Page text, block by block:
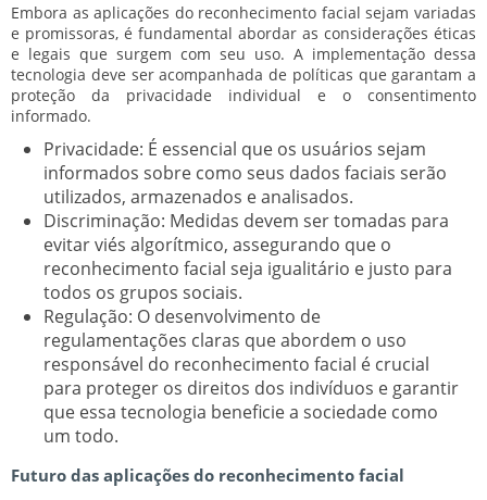
Embora as aplicações do reconhecimento facial sejam variadas
e promissoras, é fundamental abordar as considerações éticas
e legais que surgem com seu uso. A implementação dessa
tecnologia deve ser acompanhada de políticas que garantam a
proteção da privacidade individual e o consentimento
informado.
Privacidade: É essencial que os usuários sejam
informados sobre como seus dados faciais serão
utilizados, armazenados e analisados.
Discriminação: Medidas devem ser tomadas para
evitar viés algorítmico, assegurando que o
reconhecimento facial seja igualitário e justo para
todos os grupos sociais.
Regulação: O desenvolvimento de
regulamentações claras que abordem o uso
responsável do reconhecimento facial é crucial
para proteger os direitos dos indivíduos e garantir
que essa tecnologia beneficie a sociedade como
um todo.
Futuro das aplicações do reconhecimento facial